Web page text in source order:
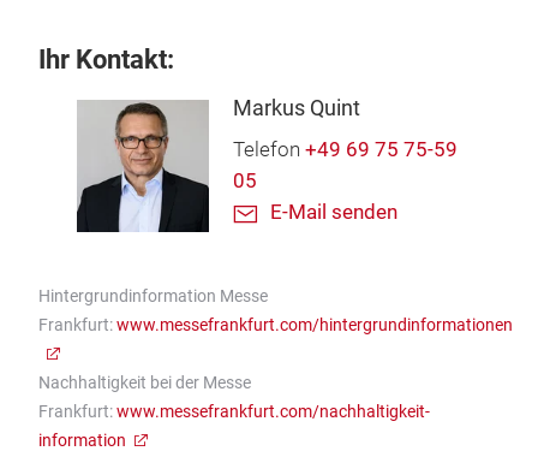
Ihr Kontakt:
Markus Quint
Telefon +49 69 75 75-59
05
E-Mail senden
Hintergrundinformation Messe
Frankfurt:www.messefrankfurt.com/hintergrundinformationen
Nachhaltigkeit bei der Messe
Frankfurt:www.messefrankfurt.com/nachhaltigkeit-
information